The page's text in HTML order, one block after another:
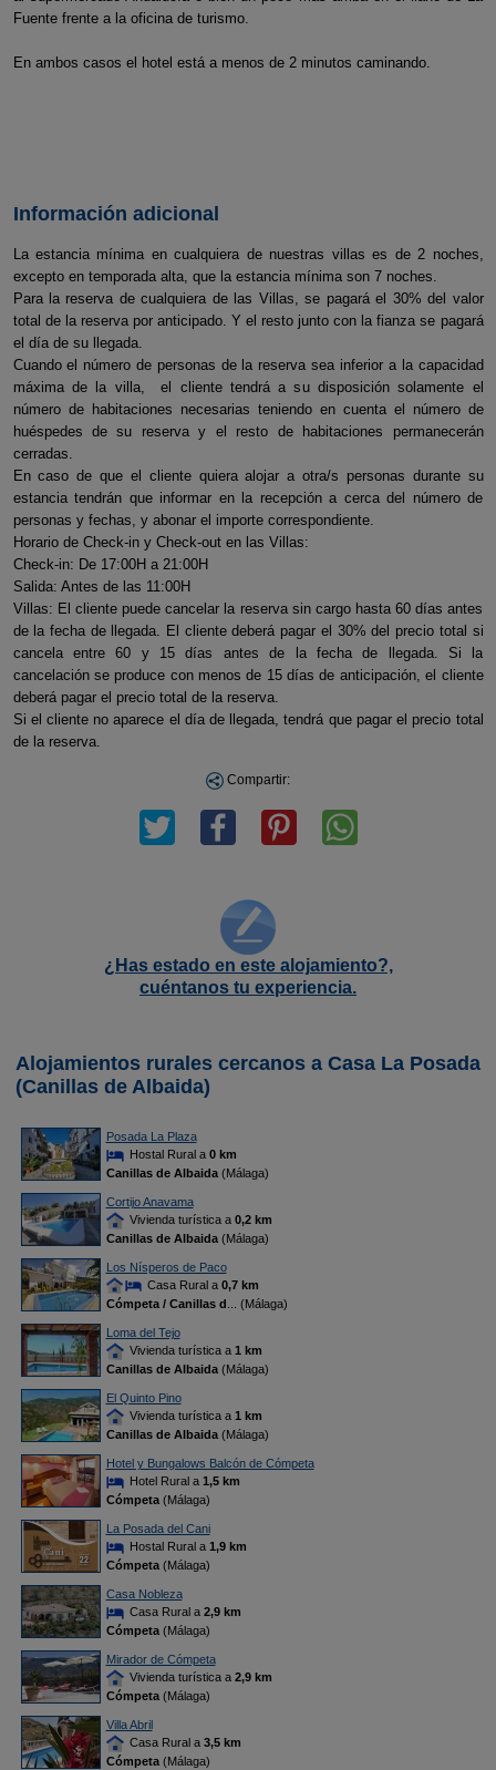
Fuente frente a la oficina de turismo.
En ambos casos el hotel está a menos de 2 minutos caminando.
Información adicional
La estancia mínima en cualquiera de nuestras villas es de 2 noches,
excepto en temporada alta, que la estancia mínima son 7 noches.
Para la reserva de cualquiera de las Villas, se pagará el 30% del valor
total de la reserva por anticipado. Y el resto junto con la fianza se pagará
el día de su llegada.
Cuando el número de personas de la reserva sea inferior a la capacidad
máxima de la villa, el cliente tendrá a su disposición solamente el
número de habitaciones necesarias teniendo en cuenta el número de
huéspedes de su reserva y el resto de habitaciones permanecerán
cerradas.
En caso de que el cliente quiera alojar a otra/s personas durante su
estancia tendrán que informar en la recepción a cerca del número de
personas y fechas, y abonar el importe correspondiente.
Horario de Check-in y Check-out en las Villas:
Check-in: De 17:00H a 21:00H
Salida: Antes de las 11:00H
Villas: El cliente puede cancelar la reserva sin cargo hasta 60 días antes
de la fecha de llegada. El cliente deberá pagar el 30% del precio total si
cancela entre 60 y 15 días antes de la fecha de llegada. Si la
cancelación se produce con menos de 15 días de anticipación, el cliente
deberá pagar el precio total de la reserva.
Si el cliente no aparece el día de llegada, tendrá que pagar el precio total
de la reserva.
Compartir:
¿Has estado en este alojamiento?,
cuéntanos tu experiencia.
Alojamientos rurales cercanos a Casa La Posada
(Canillas de Albaida)
Posada La Plaza
Hostal Rural a 0 km
Canillas de Albaida(Málaga)
Cortijo Anavama
Vivienda turística a 0,2 km
Canillas de Albaida(Málaga)
Los Nísperos de Paco
Casa Rural a 0,7 km
Cómpeta / Canillas d ... (Málaga)
Loma del Tejo
Vivienda turística a 1 km
Canillas de Albaida(Málaga)
El Quinto Pino
Vivienda turística a 1 km
Canillas de Albaida(Málaga)
Hotel y Bungalows Balcón de Cómpeta
Hotel Rural a 1,5 km
Cómpeta(Málaga)
La Posada del Cani
Hostal Rural a 1,9 km
Cómpeta(Málaga)
Casa Nobleza
Casa Rural a 2,9 km
Cómpeta(Málaga)
Mirador de Cómpeta
Vivienda turística a 2,9 km
Cómpeta(Málaga)
Villa Abril
Casa Rural a 3,5 km
Cómpeta(Málaga)